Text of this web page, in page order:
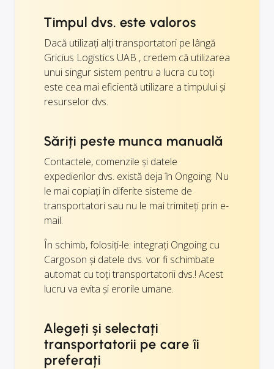
Timpul dvs. este valoros
Dacă utilizați alți transportatori pe lângă
Gricius Logistics UAB , credem că utilizarea
unui singur sistem pentru a lucra cu toți
este cea mai eficientă utilizare a timpului și
resurselor dvs.
Săriți peste munca manuală
Contactele, comenzile și datele
expedierilor dvs. există deja în Ongoing. Nu
le mai copiați în diferite sisteme de
transportatori sau nu le mai trimiteți prin e-
mail.
În schimb, folosiți-le: integrați Ongoing cu
Cargoson și datele dvs. vor fi schimbate
automat cu toți transportatorii dvs.! Acest
lucru va evita și erorile umane.
Alegeți și selectați
transportatorii pe care îi
preferați